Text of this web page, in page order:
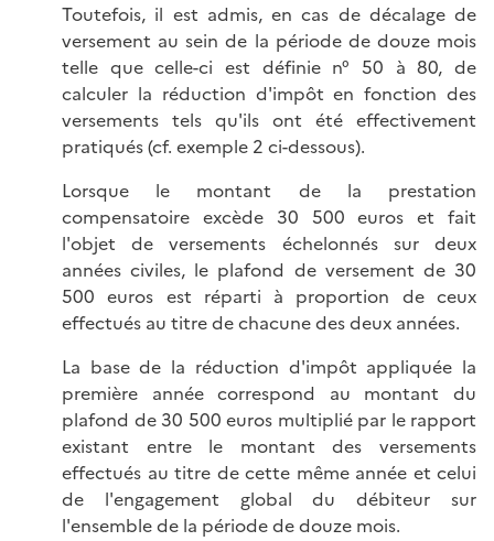
Toutefois, il est admis, en cas de décalage de
versement au sein de la période de douze mois
telle que celle-ci est définie n° 50 à 80, de
calculer la réduction d'impôt en fonction des
versements tels qu'ils ont été effectivement
pratiqués (cf. exemple 2 ci-dessous).
Lorsque le montant de la prestation
compensatoire excède 30 500 euros et fait
l'objet de versements échelonnés sur deux
années civiles, le plafond de versement de 30
500 euros est réparti à proportion de ceux
effectués au titre de chacune des deux années.
La base de la réduction d'impôt appliquée la
première année correspond au montant du
plafond de 30 500 euros multiplié par le rapport
existant entre le montant des versements
effectués au titre de cette même année et celui
de l'engagement global du débiteur sur
l'ensemble de la période de douze mois.